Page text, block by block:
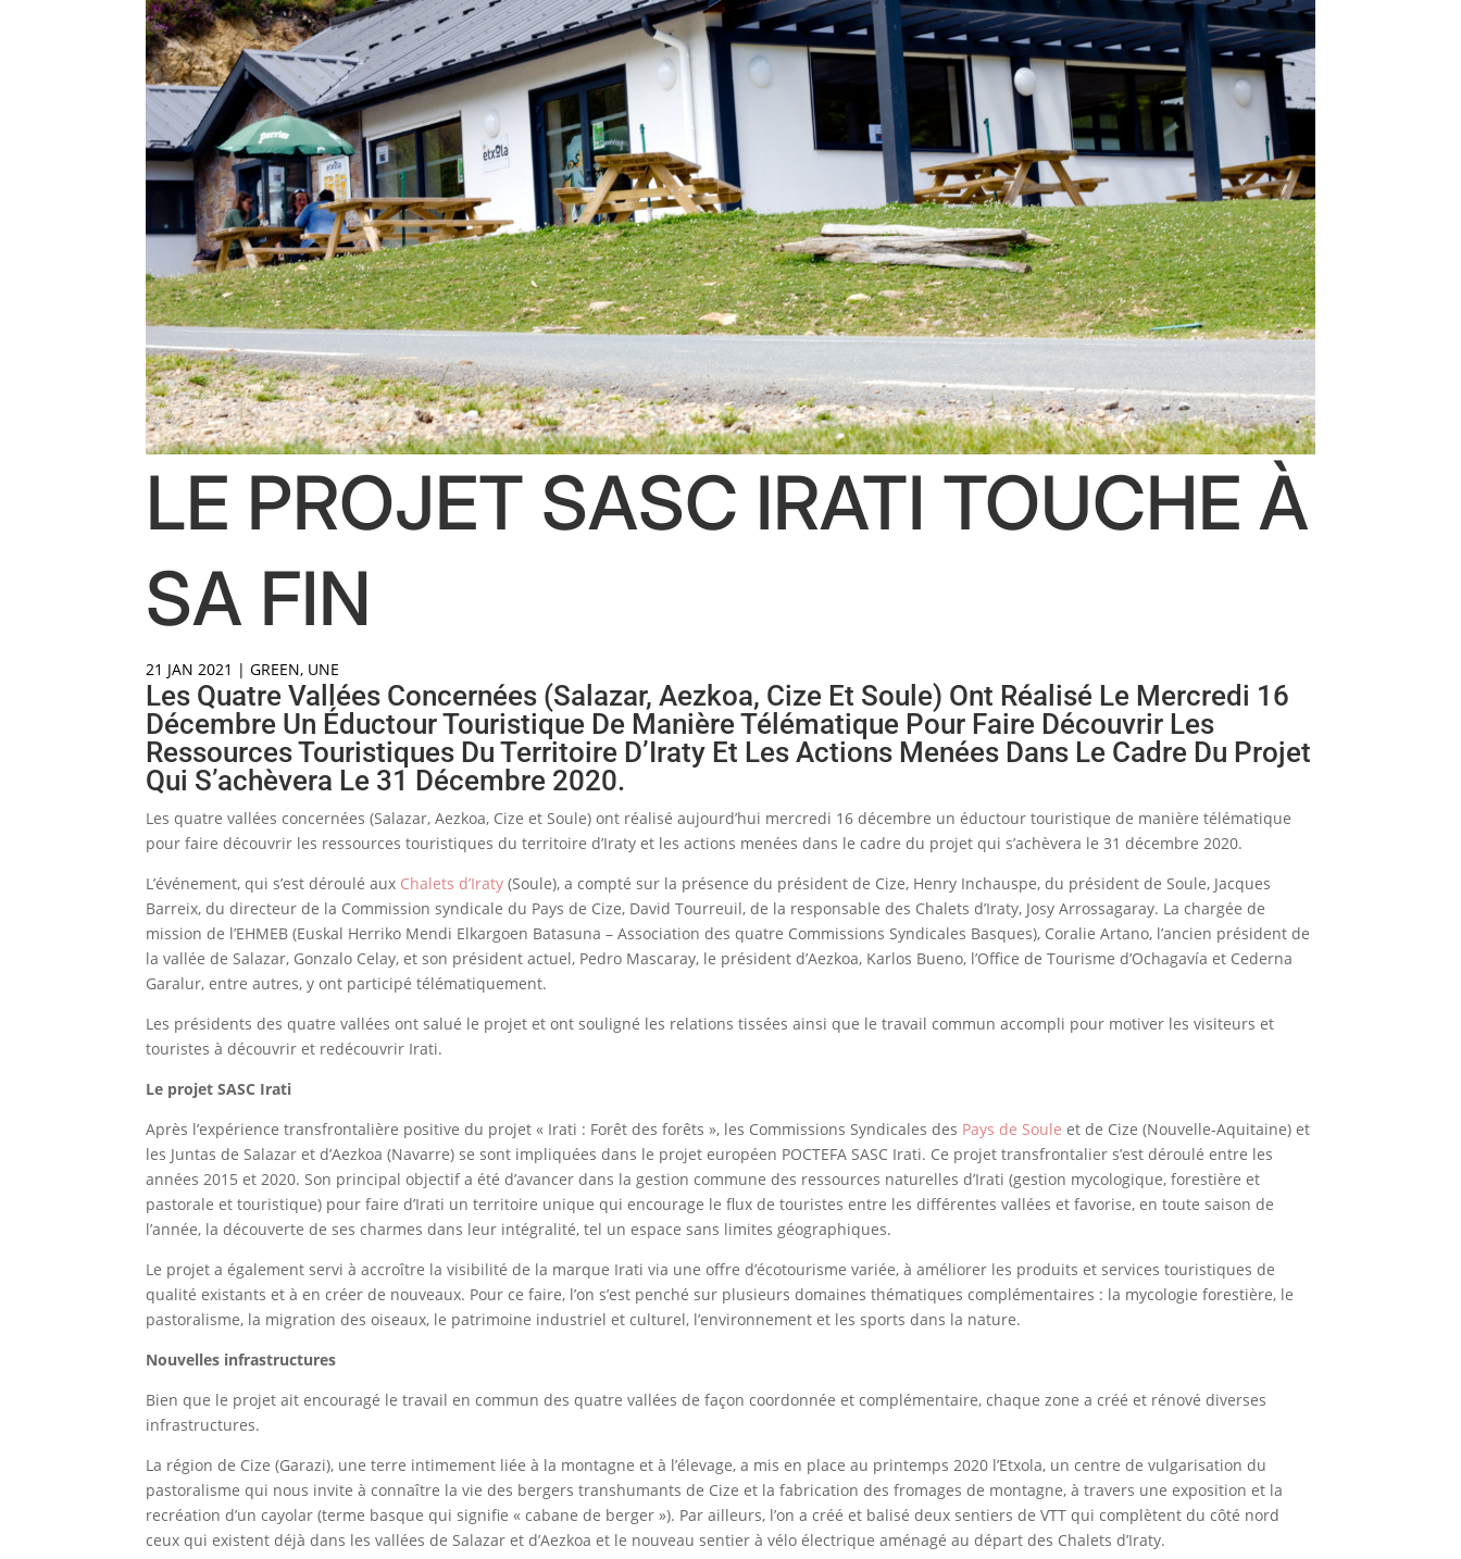
LE PROJET SASC IRATI TOUCHE À
SA FIN
21 JAN 2021 |GREEN, UNE
Les Quatre Vallées Concernées (Salazar, Aezkoa, Cize Et Soule) Ont Réalisé Le Mercredi 16
Décembre Un Éductour Touristique De Manière Télématique Pour Faire Découvrir Les
Ressources Touristiques Du Territoire D’Iraty Et Les Actions Menées Dans Le Cadre Du Projet
Qui S’achèvera Le 31 Décembre 2020.
Les quatre vallées concernées (Salazar, Aezkoa, Cize et Soule) ont réalisé aujourd’hui mercredi 16 décembre un éductour touristique de manière télématique
pour faire découvrir les ressources touristiques du territoire d’Iraty et les actions menées dans le cadre du projet qui s’achèvera le 31 décembre 2020.
L’événement, qui s’est déroulé aux Chalets d’Iraty (Soule), a compté sur la présence du président de Cize, Henry Inchauspe, du président de Soule, Jacques
Barreix, du directeur de la Commission syndicale du Pays de Cize, David Tourreuil, de la responsable des Chalets d’Iraty, Josy Arrossagaray. La chargée de
mission de l’EHMEB (Euskal Herriko Mendi Elkargoen Batasuna – Association des quatre Commissions Syndicales Basques), Coralie Artano, l’ancien président de
la vallée de Salazar, Gonzalo Celay, et son président actuel, Pedro Mascaray, le président d’Aezkoa, Karlos Bueno, l’Office de Tourisme d’Ochagavía et Cederna
Garalur, entre autres, y ont participé télématiquement.
Les présidents des quatre vallées ont salué le projet et ont souligné les relations tissées ainsi que le travail commun accompli pour motiver les visiteurs et
touristes à découvrir et redécouvrir Irati.
Le projet SASC Irati
Après l’expérience transfrontalière positive du projet « Irati : Forêt des forêts », les Commissions Syndicales des Pays de Soule et de Cize (Nouvelle-Aquitaine) et
les Juntas de Salazar et d’Aezkoa (Navarre) se sont impliquées dans le projet européen POCTEFA SASC Irati. Ce projet transfrontalier s’est déroulé entre les
années 2015 et 2020. Son principal objectif a été d’avancer dans la gestion commune des ressources naturelles d’Irati (gestion mycologique, forestière et
pastorale et touristique) pour faire d’Irati un territoire unique qui encourage le flux de touristes entre les différentes vallées et favorise, en toute saison de
l’année, la découverte de ses charmes dans leur intégralité, tel un espace sans limites géographiques.
Le projet a également servi à accroître la visibilité de la marque Irati via une offre d’écotourisme variée, à améliorer les produits et services touristiques de
qualité existants et à en créer de nouveaux. Pour ce faire, l’on s’est penché sur plusieurs domaines thématiques complémentaires : la mycologie forestière, le
pastoralisme, la migration des oiseaux, le patrimoine industriel et culturel, l’environnement et les sports dans la nature.
Nouvelles infrastructures
Bien que le projet ait encouragé le travail en commun des quatre vallées de façon coordonnée et complémentaire, chaque zone a créé et rénové diverses
infrastructures.
La région de Cize (Garazi), une terre intimement liée à la montagne et à l’élevage, a mis en place au printemps 2020 l’Etxola, un centre de vulgarisation du
pastoralisme qui nous invite à connaître la vie des bergers transhumants de Cize et la fabrication des fromages de montagne, à travers une exposition et la
recréation d’un cayolar (terme basque qui signifie « cabane de berger »). Par ailleurs, l’on a créé et balisé deux sentiers de VTT qui complètent du côté nord
ceux qui existent déjà dans les vallées de Salazar et d’Aezkoa et le nouveau sentier à vélo électrique aménagé au départ des Chalets d’Iraty.